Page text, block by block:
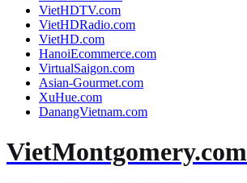
VietHDTV.com
VietHDRadio.com
VietHD.com
HanoiEcommerce.com
VirtualSaigon.com
Asian-Gourmet.com
XuHue.com
DanangVietnam.com
VietMontgomery.com